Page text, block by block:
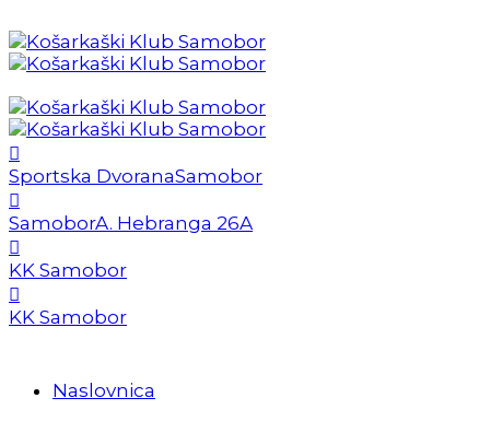
Sportska DvoranaSamobor
SamoborA. Hebranga 26A
KK Samobor
KK Samobor
Naslovnica